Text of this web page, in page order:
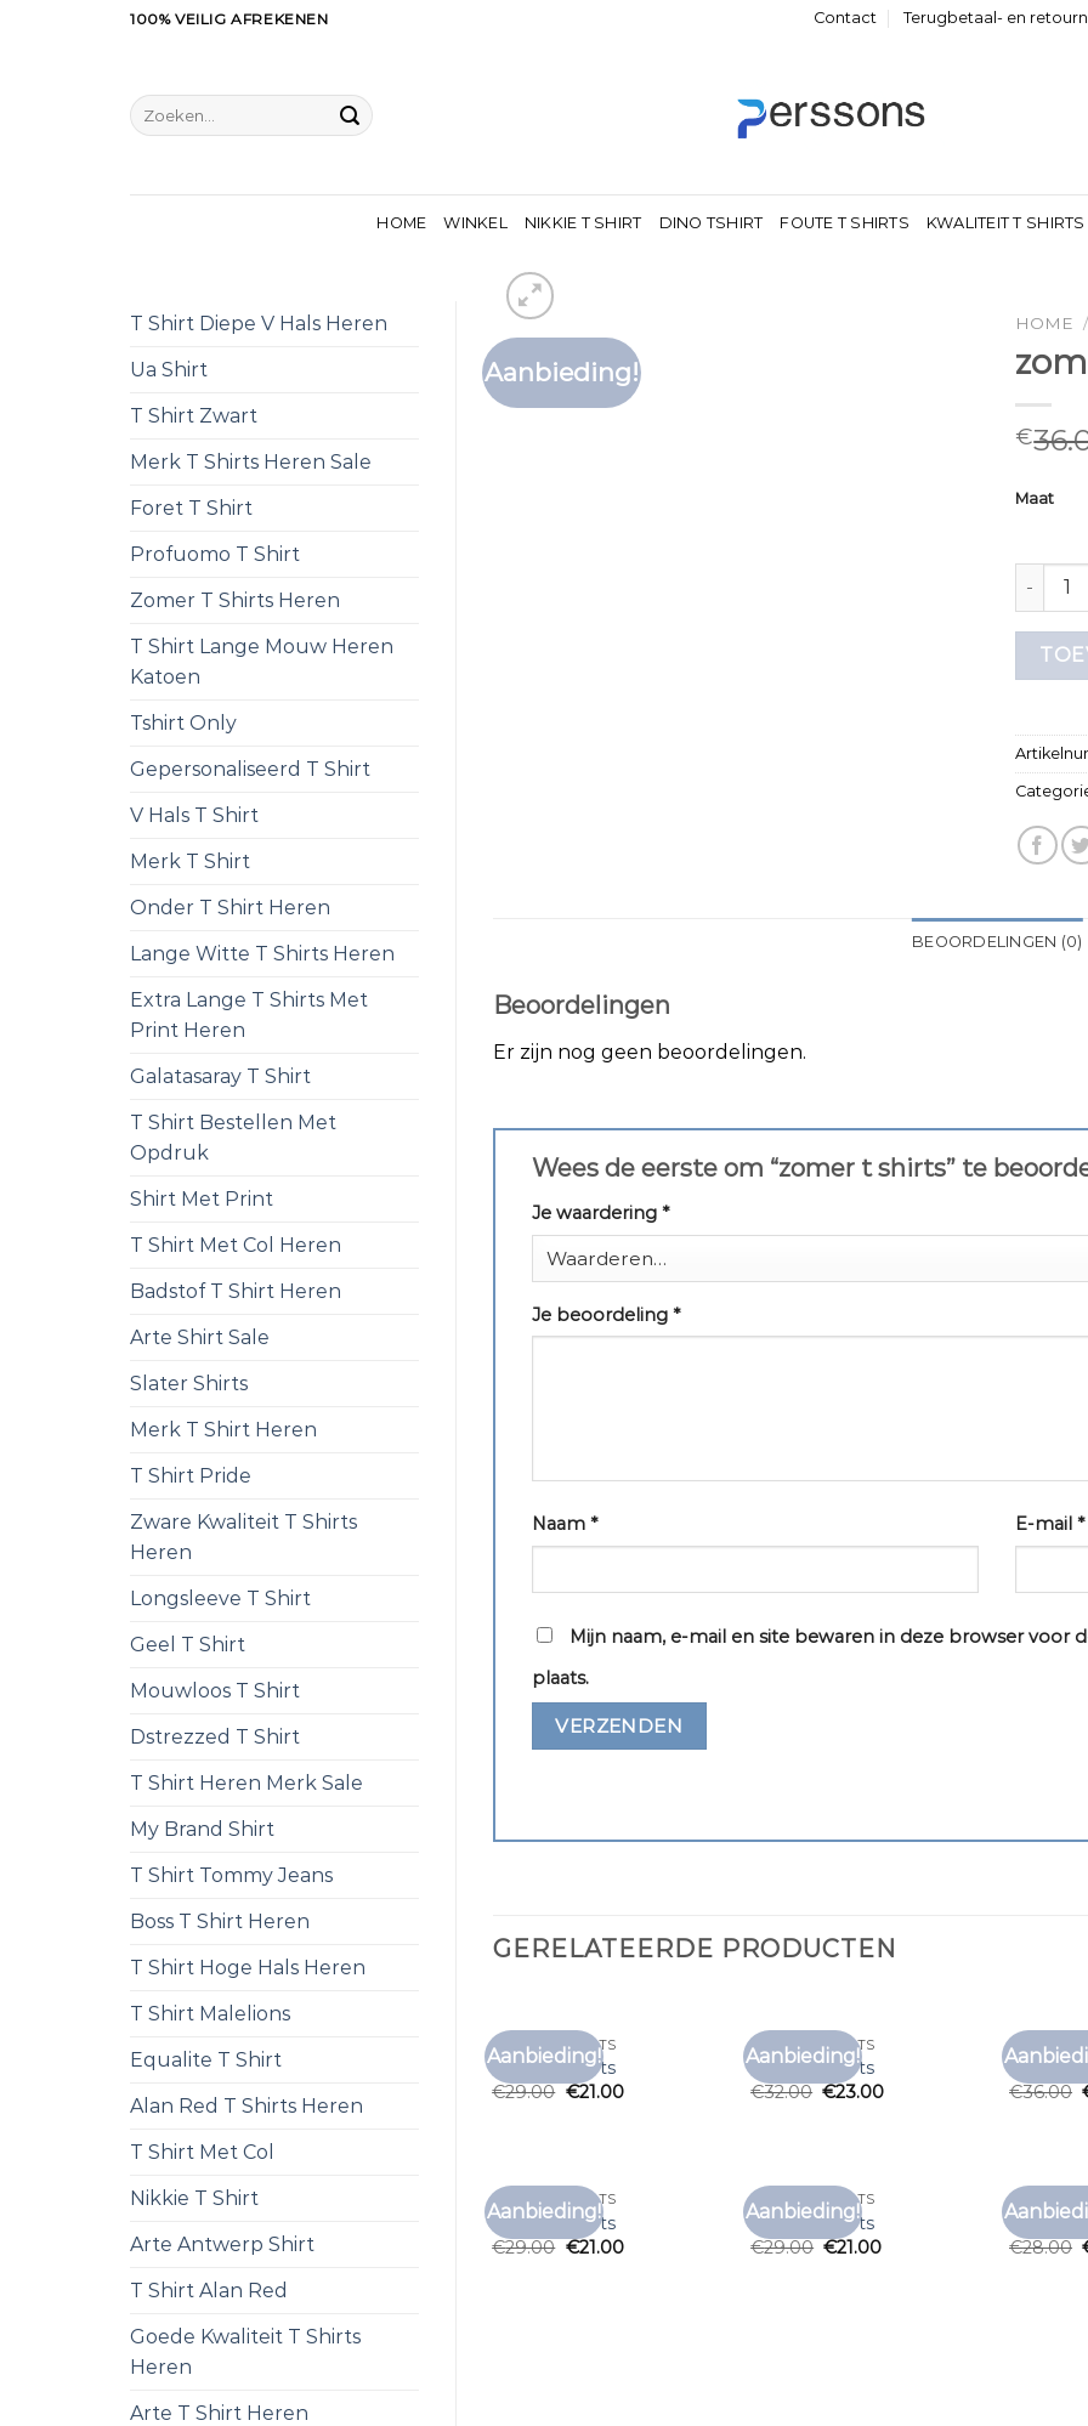
100% VEILIG AFREKENEN Contact Terugbetaal- en
Zoeken
naar:
HOME WINKEL NIKKIE T SHIRT DINO TSHIRT FOUTE T SHIRTS KWALITEIT T SHIRTS
T Shirt Diepe V Hals Heren
Ua Shirt
T Shirt Zwart
Merk T Shirts Heren Sale
Foret T Shirt
Profuomo T Shirt
Zomer T Shirts Heren
T Shirt Lange Mouw Heren
Katoen
Tshirt Only
Gepersonaliseerd T Shirt
V Hals T Shirt
Merk T Shirt
Onder T Shirt Heren
Lange Witte T Shirts Heren
Extra Lange T Shirts Met
Print Heren
Galatasaray T Shirt
T Shirt Bestellen Met
Opdruk
Shirt Met Print
T Shirt Met Col Heren
Badstof T Shirt Heren
Arte Shirt Sale
Slater Shirts
Merk T Shirt Heren
T Shirt Pride
Zware Kwaliteit T Shirts
Heren
Longsleeve T Shirt
Geel T Shirt
Mouwloos T Shirt
Dstrezzed T Shirt
T Shirt Heren Merk Sale
My Brand Shirt
T Shirt Tommy Jeans
Boss T Shirt Heren
T Shirt Hoge Hals Heren
T Shirt Malelions
Equalite T Shirt
Alan Red T Shirts Heren
T Shirt Met Col
Nikkie T Shirt
Arte Antwerp Shirt
T Shirt Alan Red
Goede Kwaliteit T Shirts
Heren
Arte T Shirt Heren
Aanbieding!
HOME
€
Maat
zomer
BEOORDELINGEN (0)
Beoordelingen
Er zijn nog geen beoordelingen.
Wees de eerste om “zomer t shirts” te
Je waardering *
Je beoordeling *
Naam * E-mail*
Mijn naam, e-mail en site bewaren in deze browser voor
plaats.
GERELATEERDE PRODUCTEN
Aanbieding!
ZOMER T SHIRTS
zomer t shirts
€29.00 €21.00
Aanbieding!
ZOMER T SHIRTS
zomer t shirts
€32.00 €23.00
ZOMER T
zomer t
€36.00
Aanbieding!
ZOMER T SHIRTS
zomer t shirts
€29.00 €21.00
Aanbieding!
ZOMER T SHIRTS
zomer t shirts
€29.00 €21.00
ZOMER T
zomer t
€28.00